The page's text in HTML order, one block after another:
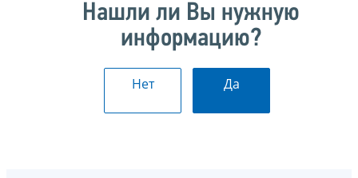
Нашли ли Вы нужную
информацию?
Нет Да